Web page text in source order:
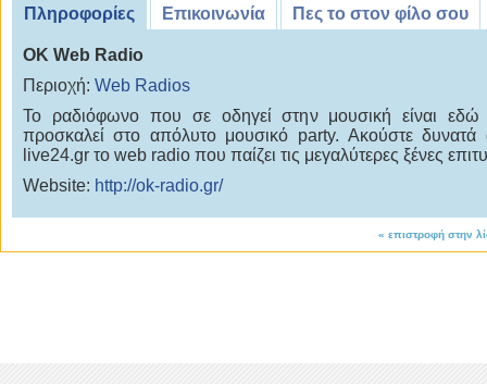
Πληροφορίες Επικοινωνία Πες το στον φίλο σου
OK Web Radio
Περιοχή: Web Radios
Το ραδιόφωνο που σε οδηγεί στην μουσική είναι εδώ
προσκαλεί στο απόλυτο μουσικό party. Ακούστε
live24.gr το web radio που παίζει τις μεγαλύτερες ξένες
Website: http://ok-radio.gr/
« επιστροφή στην